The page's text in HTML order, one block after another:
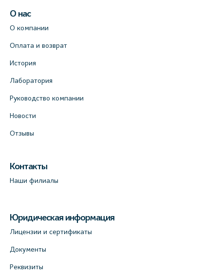
О нас
О компании
Оплата и возврат
История
Лаборатория
Руководство компании
Новости
Отзывы
Контакты
Наши филиалы
Юридическая информация
Лицензии и сертификаты
Документы
Реквизиты